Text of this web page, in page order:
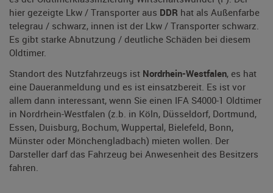
hier gezeigte Lkw / Transporter aus DDR hat als Außenfarbe
telegrau / schwarz, innen ist der Lkw / Transporter schwarz.
Es gibt starke Abnutzung / deutliche Schäden bei diesem
Oldtimer.
Standort des Nutzfahrzeugs ist Nordrhein-Westfalen, es hat
eine Daueranmeldung und es ist einsatzbereit. Es ist vor
allem dann interessant, wenn Sie einen IFA S4000-1 Oldtimer
in Nordrhein-Westfalen (z.b. in Köln, Düsseldorf, Dortmund,
Essen, Duisburg, Bochum, Wuppertal, Bielefeld, Bonn,
Münster oder Mönchengladbach) mieten wollen. Der
Darsteller darf das Fahrzeug bei Anwesenheit des Besitzers
fahren.